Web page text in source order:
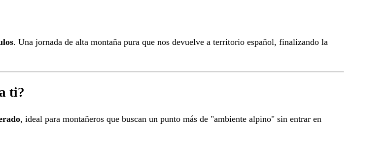
. Una jornada de alta montaña pura que nos devuelve a territorio español, finalizando la
ti?
, ideal para montañeros que buscan un punto más de "ambiente alpino" sin entrar en